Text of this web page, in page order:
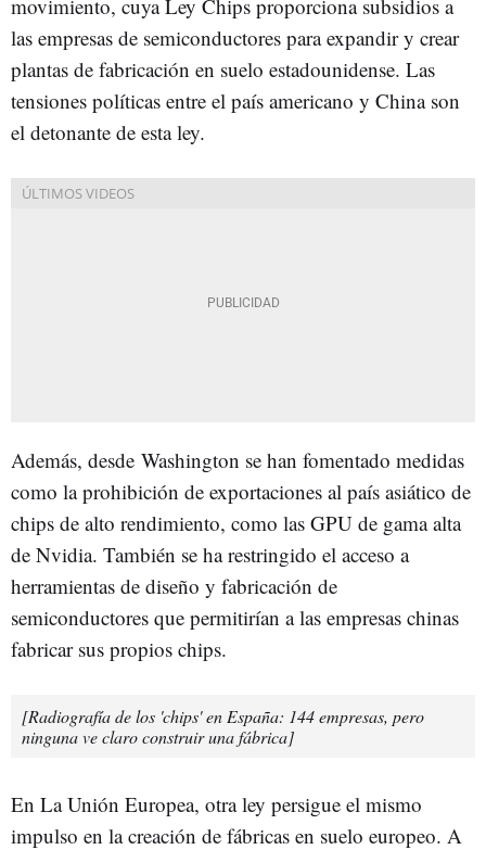
movimiento, cuya Ley Chips proporciona subsidios a
las empresas de semiconductores para expandir y crear
plantas de fabricación en suelo estadounidense. Las
tensiones políticas entre el país americano y China son
el detonante de esta ley.
Además, desde Washington se han fomentado medidas
como la prohibición de exportaciones al país asiático de
chips de alto rendimiento, como las GPU de gama alta
de Nvidia. También se ha restringido el acceso a
herramientas de diseño y fabricación de
semiconductores que permitirían a las empresas chinas
fabricar sus propios chips.
[Radiografía de los 'chips' en España: 144 empresas, pero
ninguna ve claro construir una fábrica]
En La Unión Europea, otra ley persigue el mismo
impulso en la creación de fábricas en suelo europeo. A